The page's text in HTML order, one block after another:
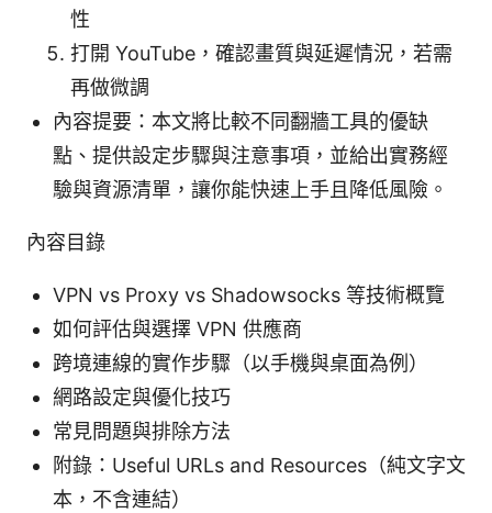
性
打開 YouTube，確認畫質與延遲情況，若需
再做微調
內容提要：本文將比較不同翻牆工具的優缺
點、提供設定步驟與注意事項，並給出實務經
驗與資源清單，讓你能快速上手且降低風險。
內容目錄
VPN vs Proxy vs Shadowsocks 等技術概覽
如何評估與選擇 VPN 供應商
跨境連線的實作步驟（以手機與桌面為例）
網路設定與優化技巧
常見問題與排除方法
附錄：Useful URLs and Resources（純文字文
本，不含連結）